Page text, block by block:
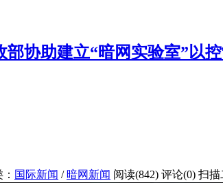
协助建立“暗网实验室”以
国际新闻 / 暗网新闻 阅读(842) 评论(0) 扫描